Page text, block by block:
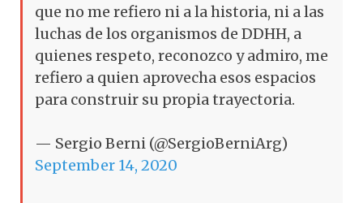
que no me refiero ni a la historia, ni a las
luchas de los organismos de DDHH, a
quienes respeto, reconozco y admiro, me
refiero a quien aprovecha esos espacios
para construir su propia trayectoria.
— Sergio Berni (@SergioBerniArg)
September 14, 2020